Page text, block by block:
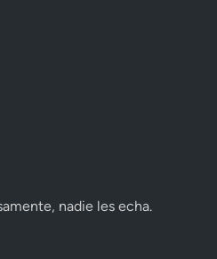
nadie les echa.